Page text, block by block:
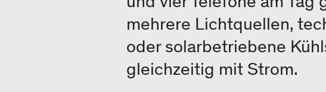
mehrere Lichtquellen,
oder solarbetriebene
gleichzeitig mit Strom.